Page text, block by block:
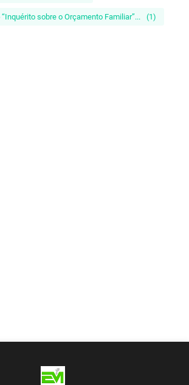
“Inquérito sobre o Orçamento Familiar”... (1)